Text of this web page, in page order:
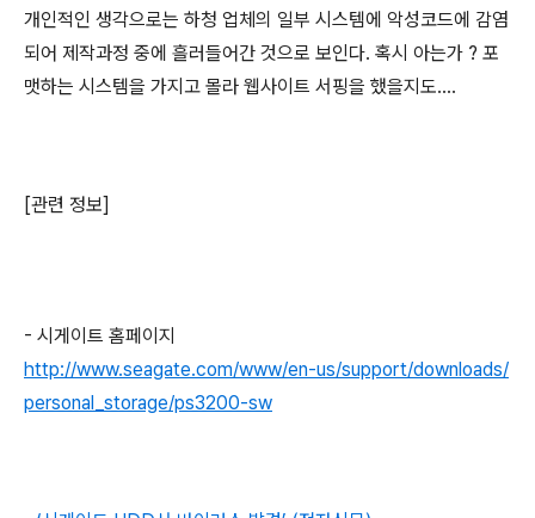
개인적인 생각으로는 하청 업체의 일부 시스템에 악성코드에 감염
되어 제작과정 중에 흘러들어간 것으로 보인다. 혹시 아는가 ? 포
맷하는 시스템을 가지고 몰라 웹사이트 서핑을 했을지도....
[관련 정보]
- 시게이트 홈페이지
http://www.seagate.com/www/en-us/support/downloads/
personal_storage/ps3200-sw